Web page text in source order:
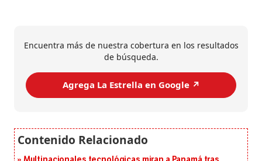
Encuentra más de nuestra cobertura en los resultados
de búsqueda.
Agrega La Estrella en Google ↗️